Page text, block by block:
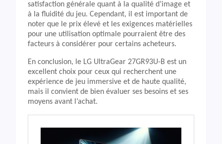
satisfaction générale quant à la qualité d’image et
à la fluidité du jeu. Cependant, il est important de
noter que le prix élevé et les exigences matérielles
pour une utilisation optimale pourraient être des
facteurs à considérer pour certains acheteurs.
En conclusion, le LG UltraGear 27GR93U-B est un
excellent choix pour ceux qui recherchent une
expérience de jeu immersive et de haute qualité,
mais il convient de bien évaluer ses besoins et ses
moyens avant l’achat.